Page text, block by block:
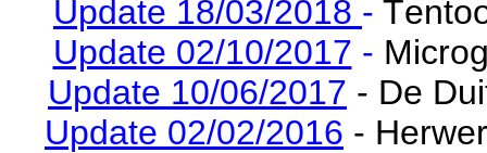
Update 18/03/2018 - T
Update 02/10/2017 -
Update 10/06/2017 - De
Update 02/02/2016 -